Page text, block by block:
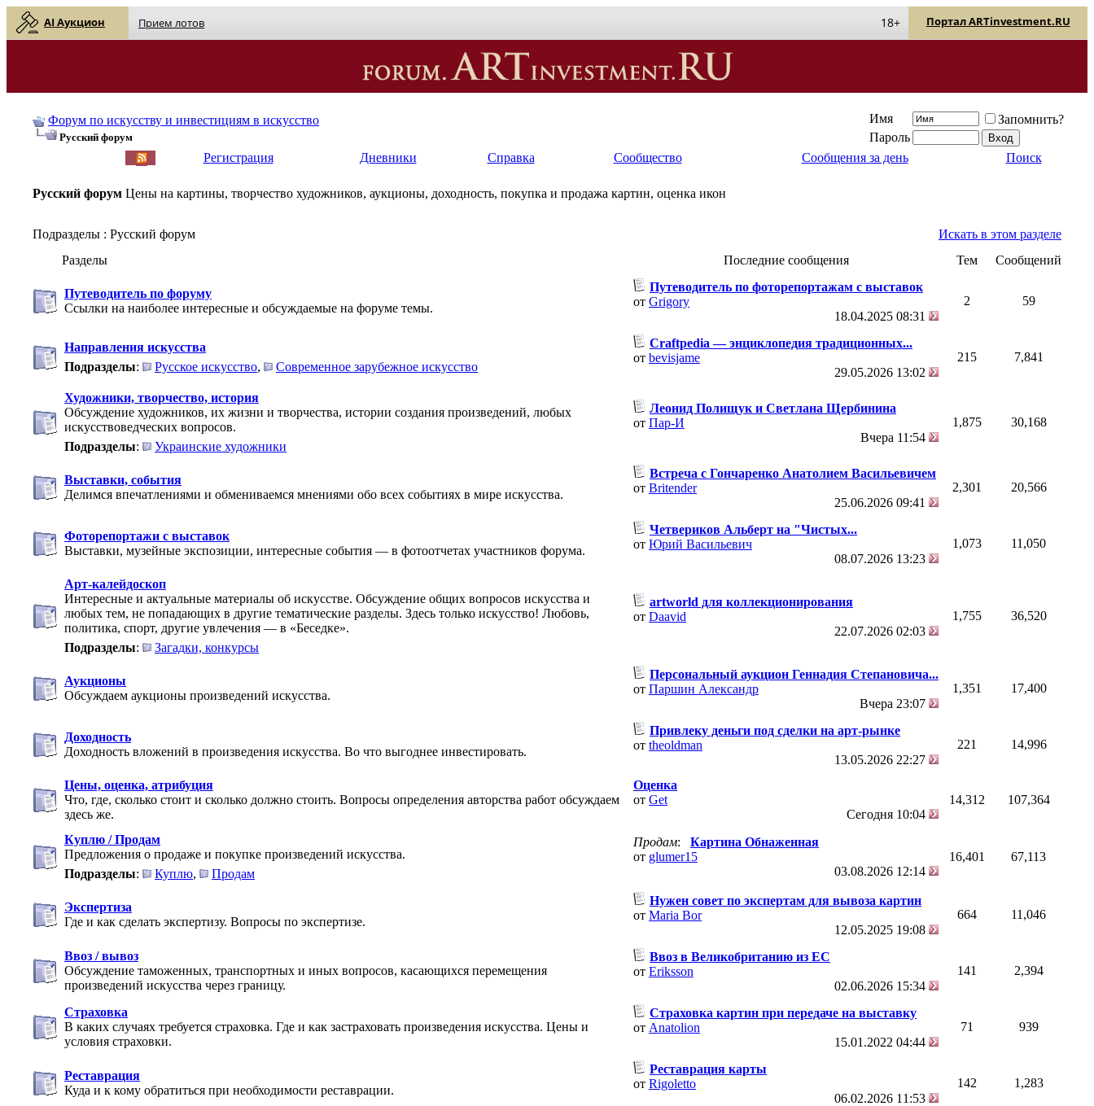
AI Аукцион Прием лотов Портал ARTinvestment.RU
18+
Форум по искусству и инвестициям в искусство
Русский форум
Имя
Запомнить?
Пароль
Регистрация Дневники Справка Сообщество Сообщения за день Поиск
Русский форум Цены на картины, творчество художников, аукционы, доходность, покупка и продажа картин, оценка икон
Подразделы : Русский форум
Искать в этом разделе
Разделы
Последние сообщения Тем Сообщений
Путеводитель по форуму
Ссылки на наиболее интересные и обсуждаемые на форуме темы.
Путеводитель по фоторепортажам с выставок
от Grigory
18.04.2025 08:31
2 59
Направления искусства
Подразделы: Русское искусство, Современное зарубежное искусство
Craftpedia — энциклопедия традиционных...
от bevisjame
29.05.2026 13:02
215 7,841
Художники, творчество, история
Обсуждение художников, их жизни и творчества, истории создания произведений, любых
искусствоведческих вопросов.
Подразделы: Украинские художники
Леонид Полищук и Светлана Щербинина
от Пар-И
Вчера 11:54
1,875 30,168
Выставки, события
Делимся впечатлениями и обмениваемся мнениями обо всех событиях в мире искусства.
Встреча с Гончаренко Анатолием Васильевичем
от Britender
25.06.2026 09:41
2,301 20,566
Фоторепортажи с выставок
Выставки, музейные экспозиции, интересные события — в фотоотчетах участников форума.
Четвериков Альберт на "Чистых...
от Юрий Васильевич
08.07.2026 13:23
1,073 11,050
Арт-калейдоскоп
Интересные и актуальные материалы об искусстве. Обсуждение общих вопросов искусства и
любых тем, не попадающих в другие тематические разделы. Здесь только искусство! Любовь,
политика, спорт, другие увлечения — в «Беседке».
Подразделы: Загадки, конкурсы
artworld для коллекционирования
от Daavid
22.07.2026 02:03
1,755 36,520
Аукционы
Обсуждаем аукционы произведений искусства.
Персональный аукцион Геннадия Степановича...
от Паршин Александр
Вчера 23:07
1,351 17,400
Доходность
Доходность вложений в произведения искусства. Во что выгоднее инвестировать.
Привлеку деньги под сделки на арт-рынке
от theoldman
13.05.2026 22:27
221 14,996
Цены, оценка, атрибуция
Что, где, сколько стоит и сколько должно стоить. Вопросы определения авторства работ обсуждаем
здесь же.
Оценка
от Get
Сегодня 10:04
14,312 107,364
Куплю / Продам
Предложения о продаже и покупке произведений искусства.
Подразделы: Куплю, Продам
Продам:
Картина Обнаженная
от glumer15
03.08.2026 12:14
16,401 67,113
Экспертиза
Где и как сделать экспертизу. Вопросы по экспертизе.
Нужен совет по экспертам для вывоза картин
от Maria Bor
12.05.2025 19:08
664 11,046
Ввоз / вывоз
Обсуждение таможенных, транспортных и иных вопросов, касающихся перемещения
произведений искусства через границу.
Ввоз в Великобританию из ЕС
от Eriksson
02.06.2026 15:34
141 2,394
Страховка
В каких случаях требуется страховка. Где и как застраховать произведения искусства. Цены и
условия страховки.
Страховка картин при передаче на выставку
от Anatolion
15.01.2022 04:44
71 939
Реставрация
Куда и к кому обратиться при необходимости реставрации.
Реставрация карты
от Rigoletto
06.02.2026 11:53
142 1,283